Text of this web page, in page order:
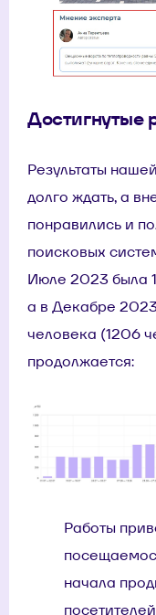
Достигнутые
Результаты
долго ждать, а
понравились и
поисковых
Июле 2023 была
а в Декабре
человека (1206
продолжается:
Работы
начала